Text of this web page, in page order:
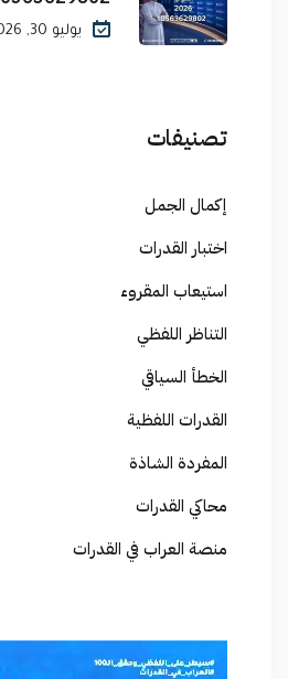
يوليو 30, 2026
تصنيفات
إكمال الجمل
اختبار القدرات
استيعاب المقروء
التناظر اللفظي
الخطأ السياقي
القدرات اللفظية
المفردة الشاذة
محاكي القدرات
منصة العراب في القدرات